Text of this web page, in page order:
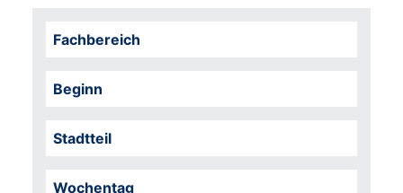
Fachbereich
Beginn
Stadtteil
Wochentag